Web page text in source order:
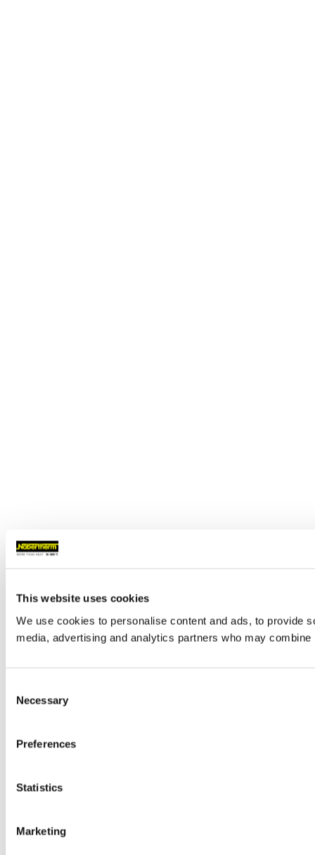
This website uses cookies
We use cookies to personalise content and ads, to provide
media, advertising and analytics partners who may
Selection
Necessary
Preferences
Statistics
Marketing